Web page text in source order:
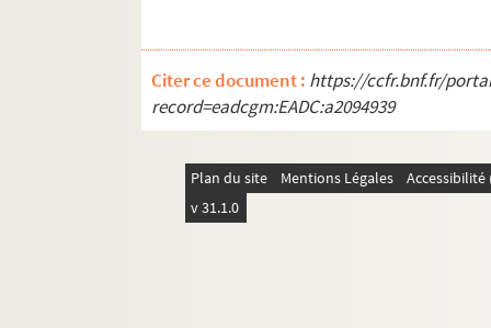
Citer ce document : https://ccfr.bnf.fr/
record=eadcgm:EADC:a2094939
Plan du site Mentions Légales
v 31.1.0